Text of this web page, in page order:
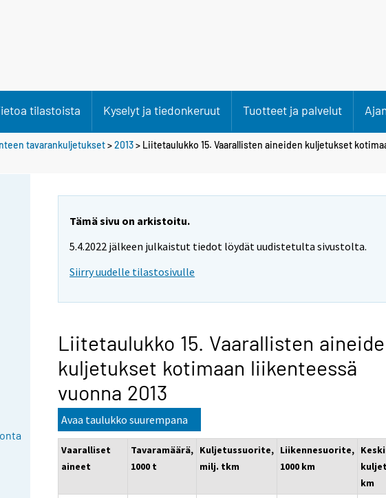
tilastoista Kyselyt ja tiedonkeruut Tuotteet ja palvelut
tavarankuljetukset>2013> Liitetaulukko 15. Vaarallisten aineiden kuljetukset
Tämä sivu on arkistoitu.
5.4.2022 jälkeen julkaistut tiedot löydät uudistetulta sivustolta.
Siirry uudelle tilastosivulle
Liitetaulukko 15. Vaarallisten
kuljetukset kotimaan liikenteessä
vuonna 2013
Avaa taulukko suurempana
Vaaralliset
aineet
Tavaramäärä,
1000 t
Kuljetussuorite,
milj. tkm
Liikennesuorite,
1000 km
km